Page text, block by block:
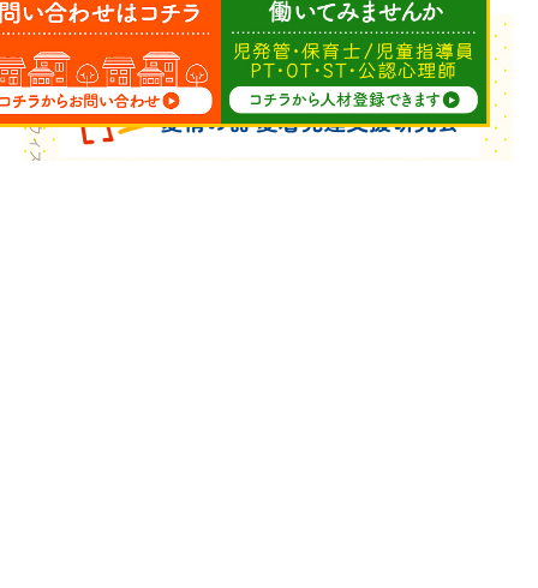
Copyright © ウィズ・ユー All Rights Reserved.